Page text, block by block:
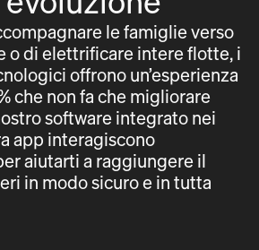
le famiglie verso
o di elettrificare intere flotte, i
offrono un’esperienza
che non fa che migliorare
software integrato nei
app interagiscono
aiutarti a raggiungere il
in modo sicuro e in tutta